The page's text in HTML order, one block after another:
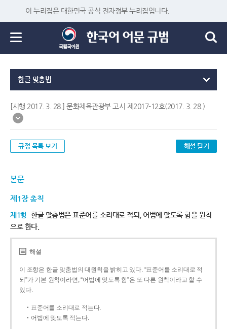
이 누리집은 대한민국 공식 전자정부 누리집입니다.
한글 맞춤법
[시행 2017. 3. 28.] 문화체육관광부 고시 제2017-12호(2017. 3. 28.)
규정 목록 보기 해설 닫기
본문
제1장 총칙
제1항 한글 맞춤법은 표준어를 소리대로 적되, 어법에 맞도록 함을 원칙
으로 한다.
해설
이 조항은 한글 맞춤법의 대원칙을 밝히고 있다. “표준어를 소리대로 적
되”가 기본 원칙이라면, “어법에 맞도록 함”은 또 다른 원칙이라고 할 수
있다.
표준어를 소리대로 적는다.
어법에 맞도록 적는다.